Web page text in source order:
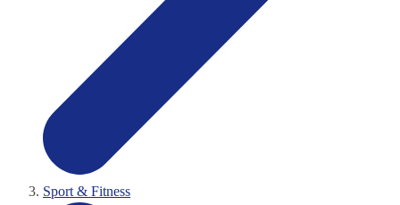
Sport & Fitness